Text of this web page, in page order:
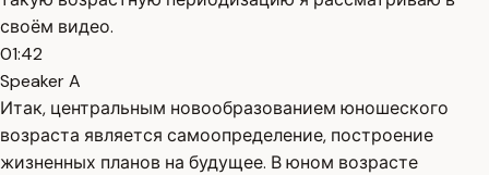
своём видео.
01:42
Speaker A
Итак, центральным новообразованием юношеского
возраста является самоопределение, построение
жизненных планов на будущее. В юном возрасте